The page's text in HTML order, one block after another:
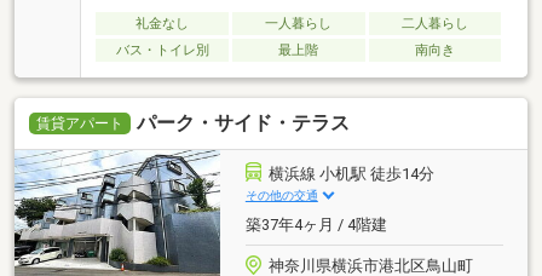
礼金なし 一人暮らし
二人暮らし
バス・トイレ別
最上階 南向き
賃貸アパート パーク・サイド・テラス
横浜線 小机駅 徒歩14分
その他の交通
築37年4ヶ月 / 4階建
神奈川県横浜市港北区鳥山町